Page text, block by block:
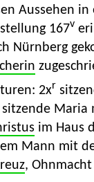
Aussehen
167v
Nürnberg
2xr
sitzende Maria
im Haus
Mann mit
,